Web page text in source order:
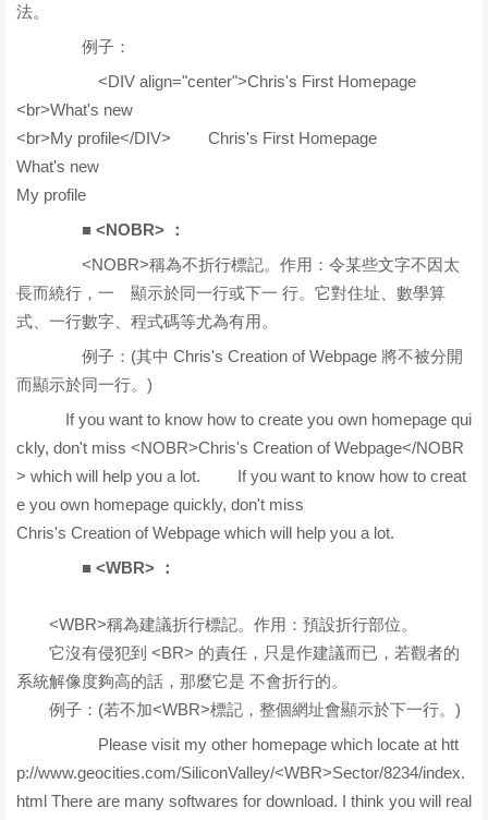
法。
例子：
<DIV align="center">Chris's First Homepage
<br>What's new
<br>My profile</DIV>
Chris's First Homepage
What's new
My profile
■ <NOBR> ：
<NOBR>稱為不折行標記。作用：令某些文字不因太
長而繞行，一 顯示於同一行或下一 行。它對住址、數學算
式、一行數字、程式碼等尤為有用。
例子：(其中 Chris's Creation of Webpage 將不被分開
而顯示於同一行。)
If you want to know how to create you own homepage qui
ckly, don't miss <NOBR>Chris's Creation of Webpage</NOBR
> which will help you a lot.
If you want to know how to creat
e you own homepage quickly, don't miss
Chris's Creation of Webpage which will help you a lot.
■ <WBR> ：
<WBR>稱為建議折行標記。作用：預設折行部位。
它沒有侵犯到 <BR> 的責任，只是作建議而已，若觀者的
系統解像度夠高的話，那麼它是 不會折行的。
例子：(若不加<WBR>標記，整個網址會顯示於下一行。)
Please visit my other homepage which locate at htt
p://www.geocities.com/SiliconValley/<WBR>Sector/8234/index.
html There are many softwares for download. I think you will real